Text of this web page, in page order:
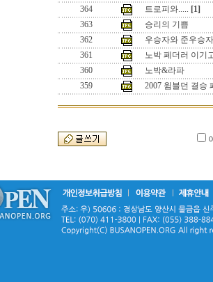
364
트로피와..... [1]
363
승리의 기쁨
362
우승자와 준우승자
361
노박 페더러 이기
360
노박&라파
359
2007 윔블던 결승